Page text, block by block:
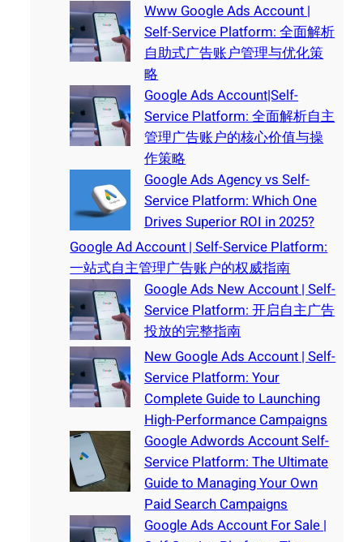
Www Google Ads Account |
Self-Service Platform: 全面解析
自助式广告账户管理与优化策
略
Google Ads Account|Self-
Service Platform: 全面解析自主
管理广告账户的核心价值与操
作策略
Google Ads Agency vs Self-
Service Platform: Which One
Drives Superior ROI in 2025?
Google Ad Account | Self-Service Platform:
一站式自主管理广告账户的权威指南
Google Ads New Account | Self-
Service Platform: 开启自主广告
投放的完整指南
New Google Ads Account | Self-
Service Platform: Your
Complete Guide to Launching
High-Performance Campaigns
Google Adwords Account Self-
Service Platform: The Ultimate
Guide to Managing Your Own
Paid Search Campaigns
Google Ads Account For Sale |